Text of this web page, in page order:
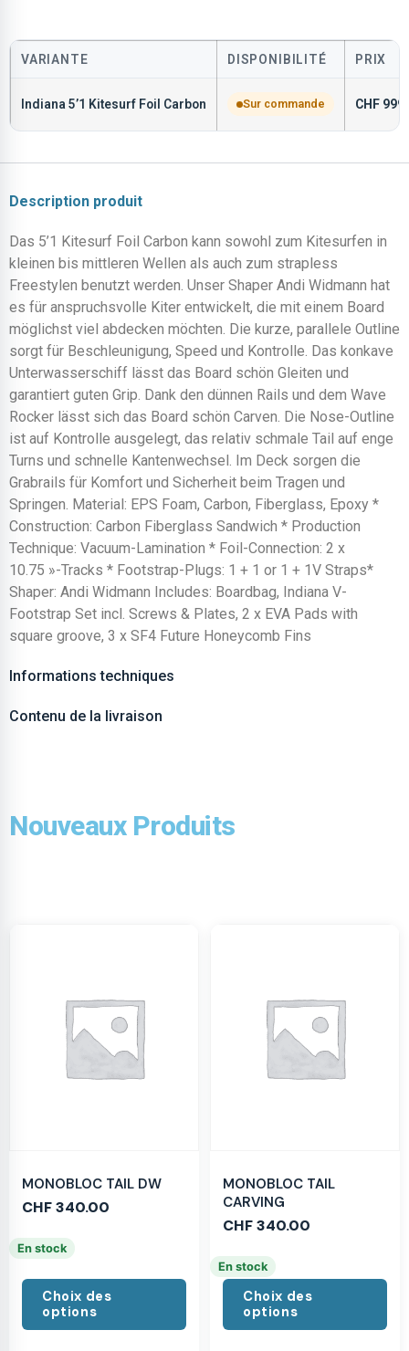
VARIANTE DISPONIBILITÉ PRIX
Indiana 5’1 Kitesurf Foil Carbon Sur commande CHF
Description produit
Das 5’1 Kitesurf Foil Carbon kann sowohl zum Kitesurfen in
kleinen bis mittleren Wellen als auch zum strapless
Freestylen benutzt werden. Unser Shaper Andi Widmann hat
es für anspruchsvolle Kiter entwickelt, die mit einem Board
möglichst viel abdecken möchten. Die kurze, parallele Outline
sorgt für Beschleunigung, Speed und Kontrolle. Das konkave
Unterwasserschiff lässt das Board schön Gleiten und
garantiert guten Grip. Dank den dünnen Rails und dem Wave
Rocker lässt sich das Board schön Carven. Die Nose-Outline
ist auf Kontrolle ausgelegt, das relativ schmale Tail auf enge
Turns und schnelle Kantenwechsel. Im Deck sorgen die
Grabrails für Komfort und Sicherheit beim Tragen und
Springen. Material: EPS Foam, Carbon, Fiberglass, Epoxy *
Construction: Carbon Fiberglass Sandwich * Production
Technique: Vacuum-Lamination * Foil-Connection: 2 x
10.75 »-Tracks * Footstrap-Plugs: 1 + 1 or 1 + 1V Straps*
Shaper: Andi Widmann Includes: Boardbag, Indiana V-
Footstrap Set incl. Screws & Plates, 2 x EVA Pads with
square groove, 3 x SF4 Future Honeycomb Fins
Informations techniques
Contenu de la livraison
Nouveaux Produits
MONOBLOC TAIL DW
CHF340.00
En stock
Choix des
options
MONOBLOC TAIL
CARVING
CHF340.00
En stock
Choix des
options